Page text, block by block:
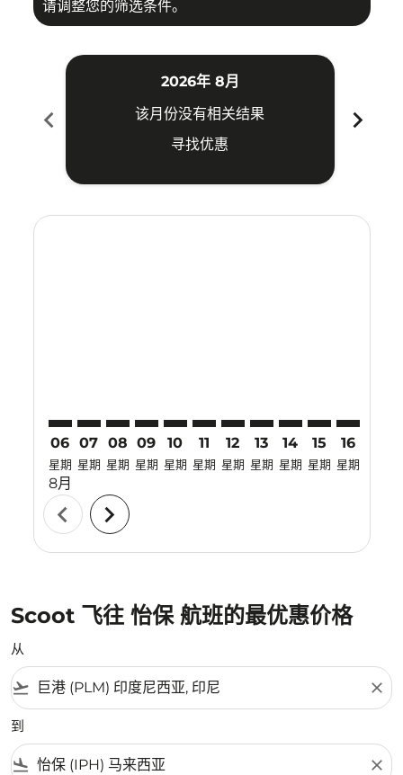
请调整您的筛选条件。
chevron_left
2026年 8月
该月份没有相关结果
寻找优惠
chevron_right
06
星期
8月
07
星期
08
星期
09
星期
10
星期
11
星期
12
星期
13
星期
14
星期
15
星期
16
星期
chevron_left chevron_right
Scoot 飞往 怡保 航班的最优惠价格
从
flight_takeoff close
到
flight_land close